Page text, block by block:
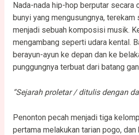
Nada-nada hip-hop berputar secara
bunyi yang mengusungnya, terekam
menjadi sebuah komposisi musik.
mengambang seperti udara kental.
berayun-ayun ke depan dan ke
punggungnya terbuat dari batang
“Sejarah proletar / ditulis dengan
Penonton pecah menjadi tiga
pertama melakukan tarian pogo,